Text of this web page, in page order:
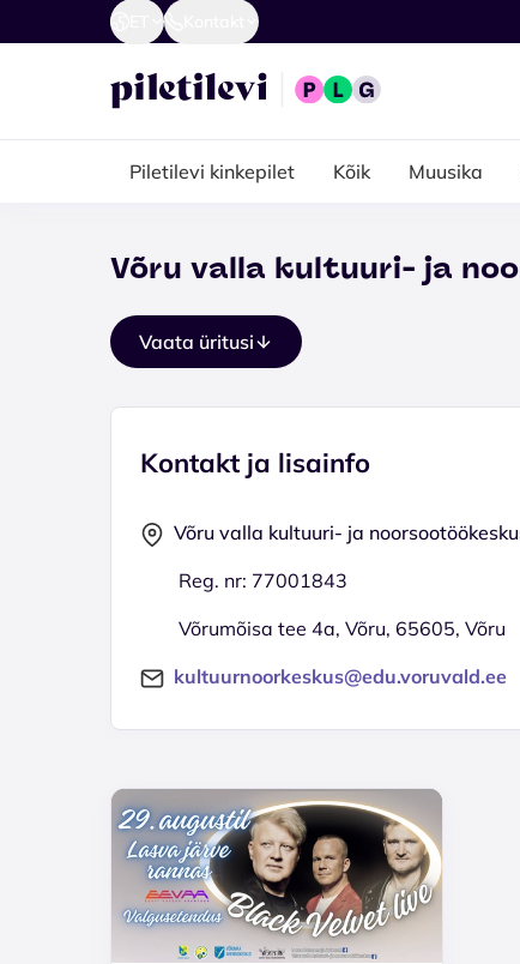
Piletilevi kinkepilet Kõik Muusika
Võru valla kultuuri- ja
Vaata üritusi
Kontakt ja lisainfo
Võru valla kultuuri- ja
Reg. nr: 77001843
Võrumõisa tee 4a, Võru, 65605, Võru
kultuurnoorkeskus@edu.voruvald.ee